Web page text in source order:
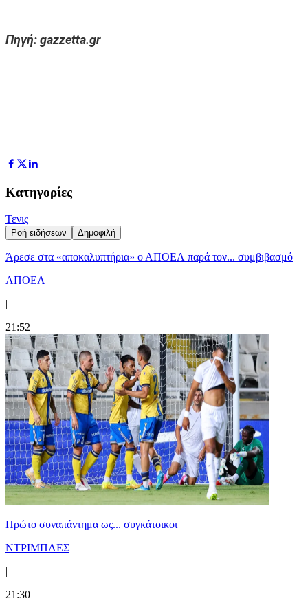
Πηγή: gazzetta.gr
Κατηγορίες
Τενις
Ροή ειδήσεων Δημοφιλή
Άρεσε στα «αποκαλυπτήρια» ο ΑΠΟΕΛ παρά τον... συμβιβασμό
ΑΠΟΕΛ
|
21:52
Πρώτο συναπάντημα ως... συγκάτοικοι
ΝΤΡΙΜΠΛΕΣ
|
21:30